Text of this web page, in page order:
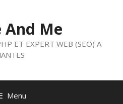
And Me
ET EXPERT WEB (SEO) A
Menu